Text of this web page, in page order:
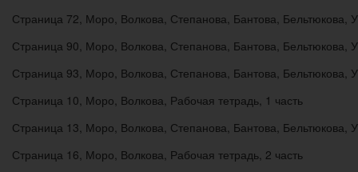
Страница 72, Моро, Волкова, Степанова, Бантова, Бельтюкова,
Страница 90, Моро, Волкова, Степанова, Бантова, Бельтюкова,
Страница 93, Моро, Волкова, Степанова, Бантова, Бельтюкова,
Страница 10, Моро, Волкова, Рабочая тетрадь, 1 часть
Страница 13, Моро, Волкова, Степанова, Бантова, Бельтюкова,
Страница 16, Моро, Волкова, Рабочая тетрадь, 2 часть